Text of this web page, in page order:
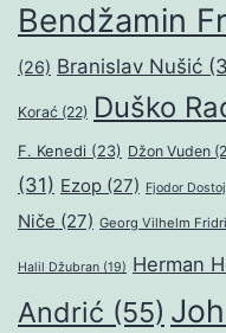
Bendžamin
(26) Branislav Nušić
Korać (22) Duško
F. Kenedi (23) Džon Vuden
(31) Ezop (27) Fjodor
Niče (27) Georg Vilhelm
Halil Džubran (19) Herman
Andrić (55)